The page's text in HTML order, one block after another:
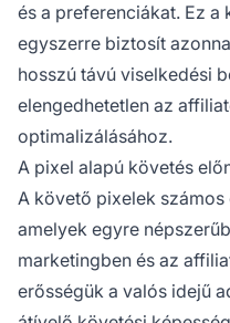
és a preferenciákat. Ez
egyszerre biztosít
hosszú távú viselkedési
elengedhetetlen az
optimalizálásához.
A pixel alapú követés
A követő pixelek
amelyek egyre
marketingben és az
erősségük a valós idejű